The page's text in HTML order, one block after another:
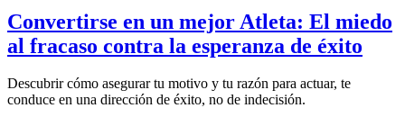
Convertirse en un mejor Atleta: El miedo
al fracaso contra la esperanza de éxito
Descubrir cómo asegurar tu motivo y tu razón para actuar, te
conduce en una dirección de éxito, no de indecisión.